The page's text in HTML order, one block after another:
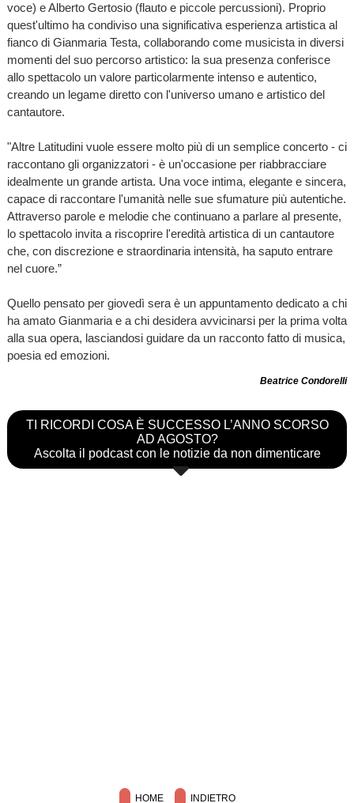
voce) e Alberto Gertosio (flauto e piccole percussioni). Proprio
quest'ultimo ha condiviso una significativa esperienza artistica al
fianco di Gianmaria Testa, collaborando come musicista in diversi
momenti del suo percorso artistico: la sua presenza conferisce
allo spettacolo un valore particolarmente intenso e autentico,
creando un legame diretto con l'universo umano e artistico del
cantautore.
"Altre Latitudini vuole essere molto più di un semplice concerto - ci
raccontano gli organizzatori - è un'occasione per riabbracciare
idealmente un grande artista. Una voce intima, elegante e sincera,
capace di raccontare l'umanità nelle sue sfumature più autentiche.
Attraverso parole e melodie che continuano a parlare al presente,
lo spettacolo invita a riscoprire l'eredità artistica di un cantautore
che, con discrezione e straordinaria intensità, ha saputo entrare
nel cuore.”
Quello pensato per giovedì sera è un appuntamento dedicato a chi
ha amato Gianmaria e a chi desidera avvicinarsi per la prima volta
alla sua opera, lasciandosi guidare da un racconto fatto di musica,
poesia ed emozioni.
Beatrice Condorelli
TI RICORDI COSA È SUCCESSO L’ANNO SCORSO
AD AGOSTO?
Ascolta il podcast con le notizie da non dimenticare
HOME INDIETRO